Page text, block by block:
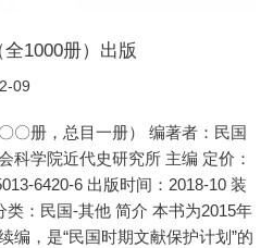
全1000册）出版
09
〇册，总目一册） 编著者：民国
科学院近代史研究所 主编 定价：
6420-6 出版时间：2018-10 装
：民国-其他 简介 本书为2015年
编，是“民国时期文献保护计划”的